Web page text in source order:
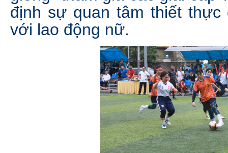
định sự quan tâm thiết
với lao động nữ.